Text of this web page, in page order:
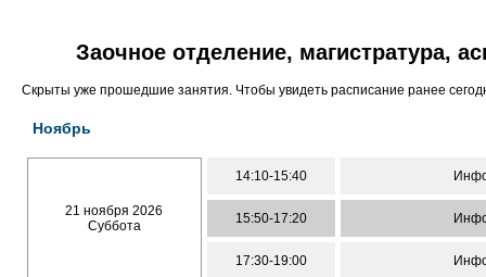
Заочное отделение, магистратура,
Скрыты уже прошедшие занятия. Чтобы увидеть расписание ранее
Ноябрь
21 ноября 2026
Суббота
14:10-15:40
15:50-17:20
17:30-19:00